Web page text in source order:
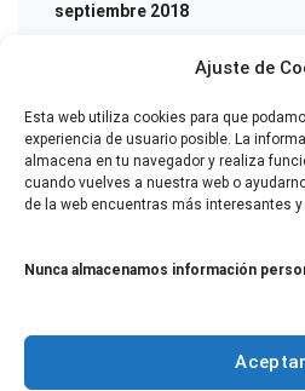
Ajuste de
Esta web utiliza cookies para que
experiencia de usuario posible. La
almacena en tu navegador y realiza
cuando vuelves a nuestra web o
de la web encuentras más interesantes y
Nunca almacenamos información
Aceptar
septiembre 2018
julio 2018
junio 2018
CATEGORÍAS
Electricity